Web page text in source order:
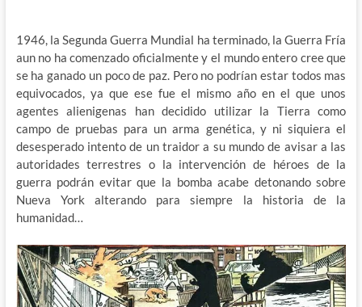
1946, la Segunda Guerra Mundial ha terminado, la Guerra Fría
aun no ha comenzado oficialmente y el mundo entero cree que
se ha ganado un poco de paz. Pero no podrían estar todos mas
equivocados, ya que ese fue el mismo año en el que unos
agentes alienigenas han decidido utilizar la Tierra como
campo de pruebas para un arma genética, y ni siquiera el
desesperado intento de un traidor a su mundo de avisar a las
autoridades terrestres o la intervención de héroes de la
guerra podrán evitar que la bomba acabe detonando sobre
Nueva York alterando para siempre la historia de la
humanidad…